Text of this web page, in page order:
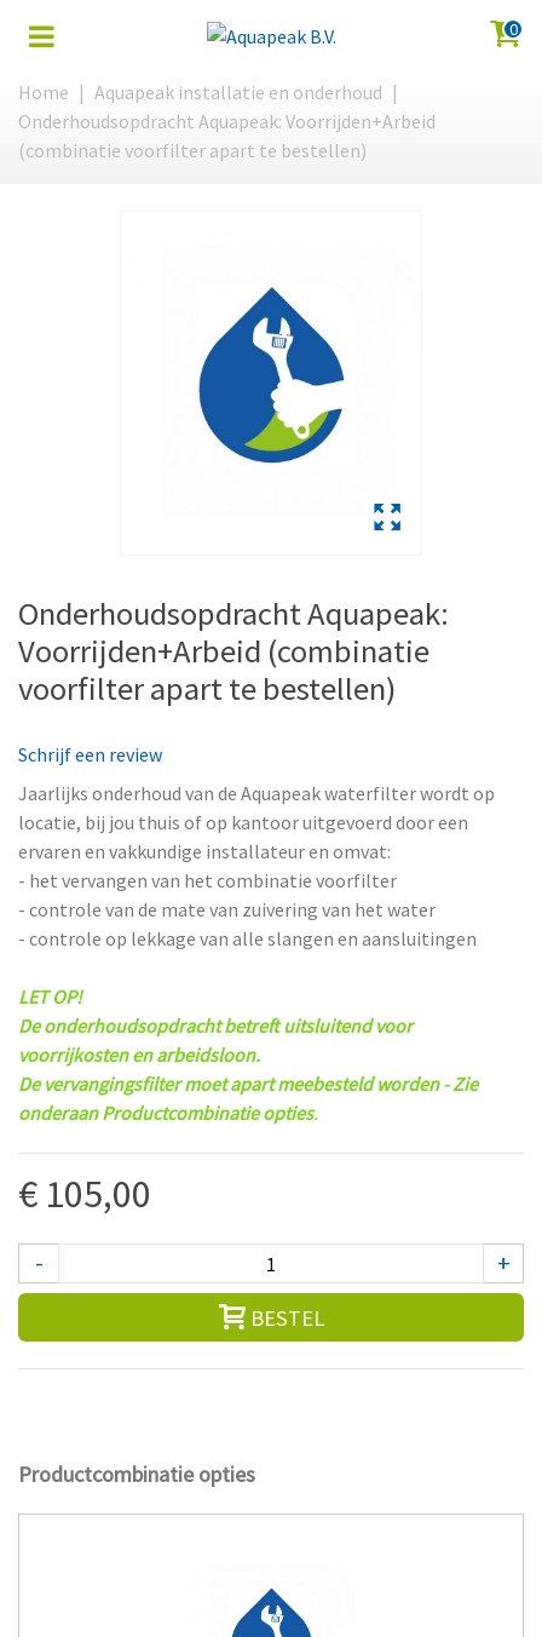
0
Home | Aquapeak installatie en onderhoud |
Onderhoudsopdracht Aquapeak: Voorrijden+Arbeid
(combinatie voorfilter apart te bestellen)
Onderhoudsopdracht Aquapeak:
Voorrijden+Arbeid (combinatie
voorfilter apart te bestellen)
Schrijf een review
Jaarlijks onderhoud van de Aquapeak waterfilter wordt op
locatie, bij jou thuis of op kantoor uitgevoerd door een
ervaren en vakkundige installateur en omvat:
- het vervangen van het combinatie voorfilter
- controle van de mate van zuivering van het water
- controle op lekkage van alle slangen en aansluitingen
LET OP!
De onderhoudsopdracht betreft uitsluitend voor
voorrijkosten en arbeidsloon.
Devervangingsfilter moet apart meebesteld worden - Zie
onderaan Productcombinatie opties.
€ 105,00
- +
BESTEL
Productcombinatie opties